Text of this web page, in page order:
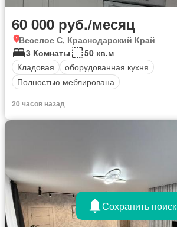
60 000 руб./месяц
Веселое С, Краснодарский Край
3 Комнаты
50 кв.м
Кладовая
оборудованная кухня
Полностью меблирована
20 часов назад
Сохранить поиск